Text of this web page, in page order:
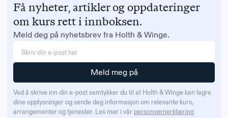
Få nyheter, artikler og oppdateringer
om kurs rett i innboksen.
Meld deg på nyhetsbrev fra Holth & Winge.
Ved å skrive inn din e-post samtykker du til at Holth & Winge kan lagre
dine opplysninger og sende deg informasjon om relevante kurs,
arrangementer og tjenester. Les mer i vår personvernerklæring